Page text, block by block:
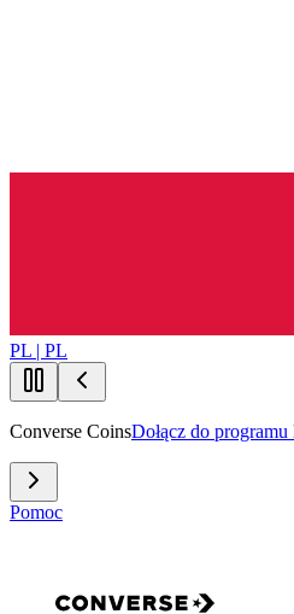
PL | PL
Converse CoinsDołącz do
Pomoc